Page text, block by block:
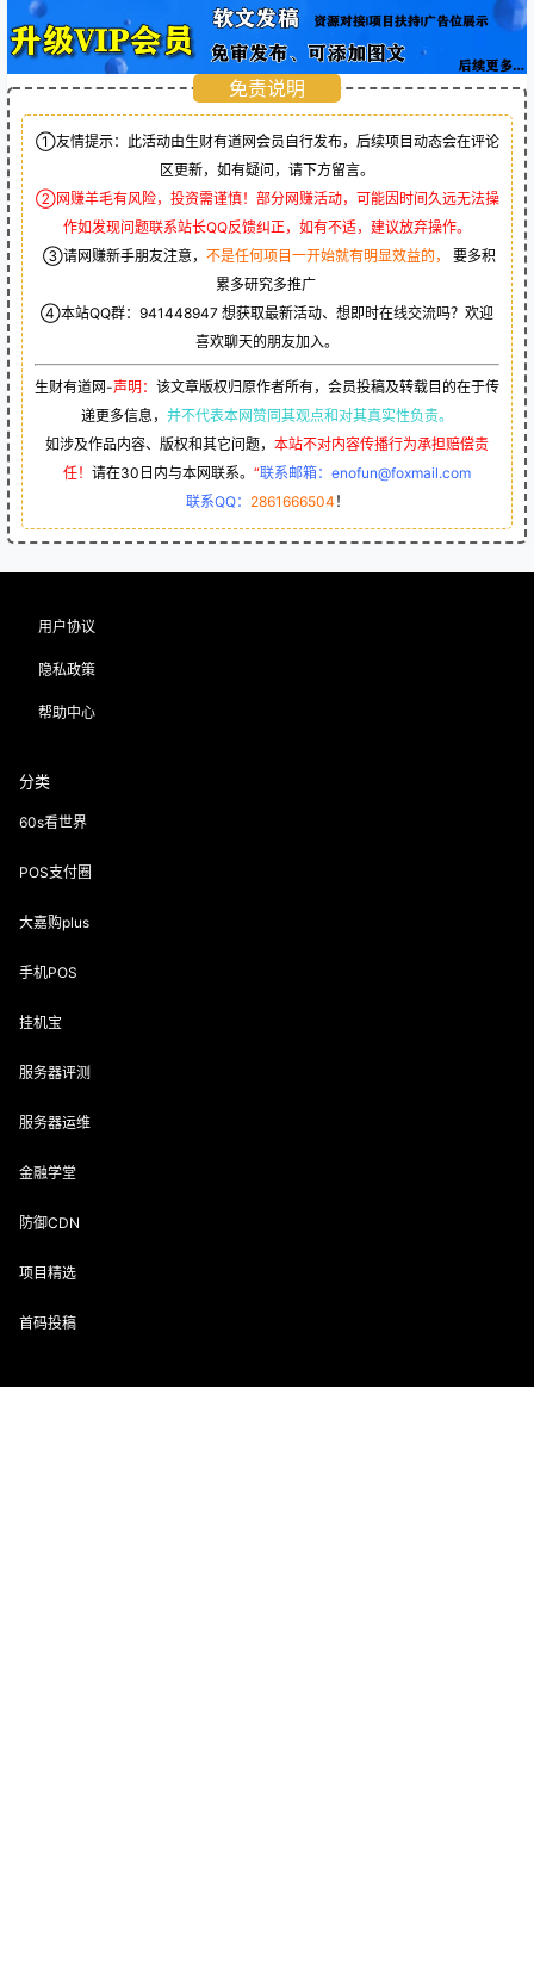
免责说明
①友情提示：此活动由生财有道网会员自行发布，后续项目动态会在评论
区更新，如有疑问，请下方留言。
②网赚羊毛有风险，投资需谨慎！部分网赚活动，可能因时间久远无法操
作如发现问题联系站长QQ反馈纠正，如有不适，建议放弃操作。
③请网赚新手朋友注意， 不是任何项目一开始就有明显效益的，
要多积
累多研究多推广
④本站QQ群： 941448947 想获取最新活动、想即时在线交流吗？欢迎
喜欢聊天的朋友加入。
生财有道网-声明： 该文章版权归原作者所有，会员投稿及转载目的在于传
递更多信息， 并不代表本网赞同其观点和对其真实性负责。
如涉及作品内容、版权和其它问题， 本站不对内容传播行为承担赔偿责
任！ 请在30日内与本网联系。 “联系邮箱：enofun@foxmail.com
联系QQ： 2861666504 ！
用户协议
隐私政策
帮助中心
分类
60s看世界
POS支付圈
大嘉购plus
手机POS
挂机宝
服务器评测
服务器运维
金融学堂
防御CDN
项目精选
首码投稿